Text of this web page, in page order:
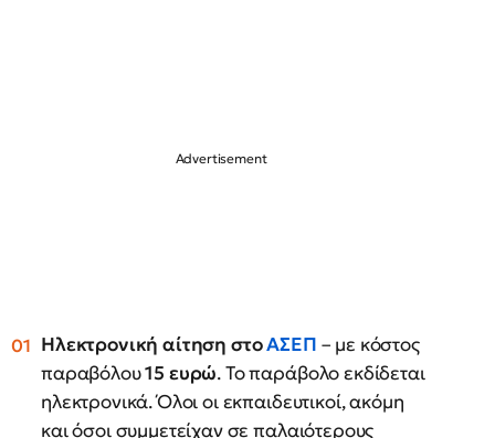
Ηλεκτρονική αίτηση στοΑΣΕΠ – με κόστος
παραβόλου15 ευρώ. Το παράβολο εκδίδεται
ηλεκτρονικά. Όλοι οι εκπαιδευτικοί, ακόμη
και όσοι συμμετείχαν σε παλαιότερους